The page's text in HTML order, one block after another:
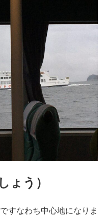
ょう）
すなわち中心地になりま